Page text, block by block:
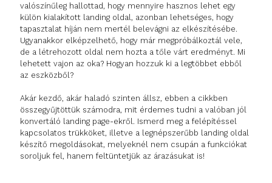
valószínűleg hallottad, hogy mennyire hasznos lehet egy
külön kialakított landing oldal, azonban lehetséges, hogy
tapasztalat híján nem mertél belevágni az elkészítésébe.
Ugyanakkor elképzelhető, hogy már megpróbálkoztál vele,
de a létrehozott oldal nem hozta a tőle várt eredményt. Mi
lehetett vajon az oka? Hogyan hozzuk ki a legtöbbet ebből
az eszközből?
Akár kezdő, akár haladó szinten állsz, ebben a cikkben
összegyűjtöttük számodra, mit érdemes tudni a valóban jól
konvertáló landing page-ekről. Ismerd meg a felépítéssel
kapcsolatos trükköket, illetve a legnépszerűbb landing oldal
készítő megoldásokat, melyeknél nem csupán a funkciókat
soroljuk fel, hanem feltüntetjük az árazásukat is!